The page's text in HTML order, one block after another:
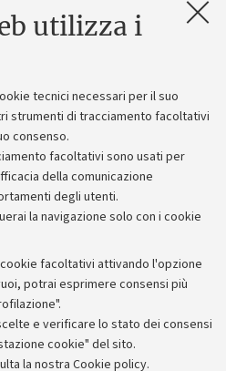
utilizza i
tecnici necessari per il suo
strumenti di tracciamento facoltativi
consenso.
facoltativi sono usati per
della comunicazione
degli utenti.
la navigazione solo con i cookie
facoltativi attivando l'opzione
potrai esprimere consensi più
e verificare lo stato dei consensi
cookie" del sito.
la nostra Cookie policy.
e PEC
community
strategico
Bilanci
e 5x1000
e concorsi
online
trasparente
notifica